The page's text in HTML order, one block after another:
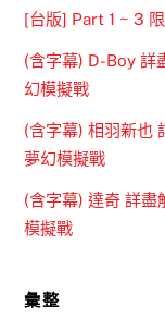
[台版] Part 1 ~ 3
(含字幕) D-Boy 詳
幻模擬戰
(含字幕) 相羽新也
夢幻模擬戰
(含字幕) 達奇 詳盡
模擬戰
彙整